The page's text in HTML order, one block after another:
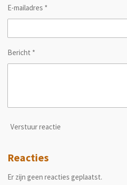
E-mailadres *
Bericht *
Verstuur reactie
Reacties
Er zijn geen reacties geplaatst.